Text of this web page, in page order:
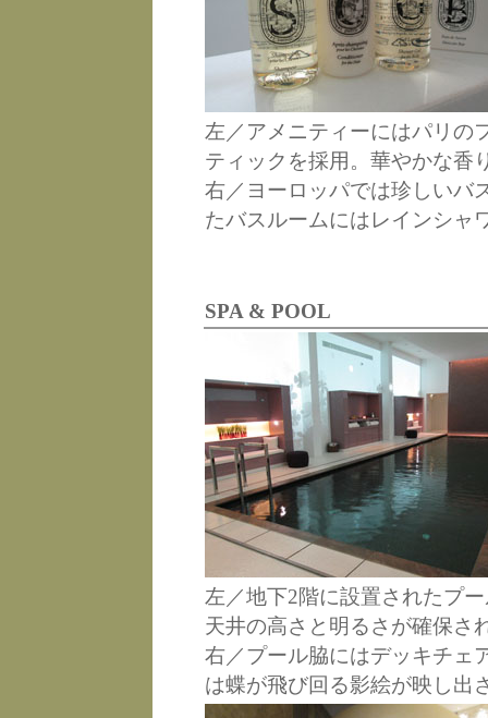
左／アメニティーにはパリの
ティックを採用。華やかな香
右／ヨーロッパでは珍しいバ
たバスルームにはレインシャ
SPA & POOL
左／地下2階に設置されたプ
天井の高さと明るさが確保さ
右／プール脇にはデッキチェ
は蝶が飛び回る影絵が映し出